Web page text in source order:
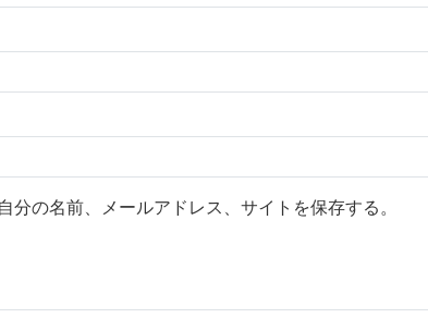
の名前、メールアドレス、サイトを保存する。